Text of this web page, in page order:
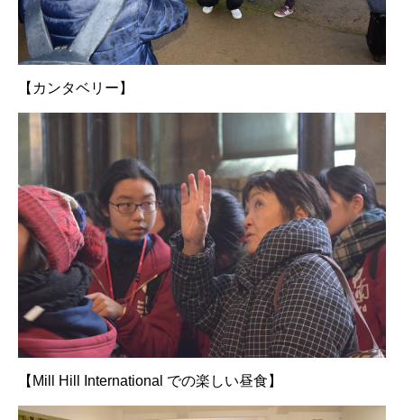
【カンタベリー】
【Mill Hill International での楽しい昼食】